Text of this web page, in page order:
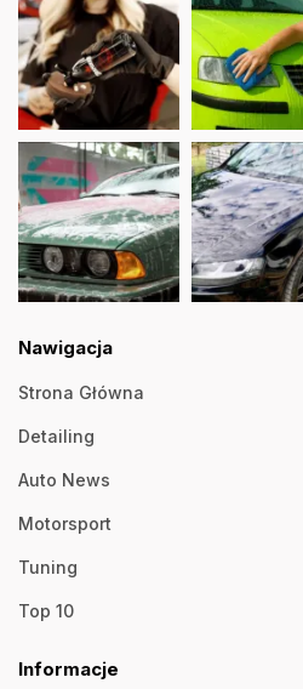
Nawigacja
Strona Główna
Detailing
Auto News
Motorsport
Tuning
Top 10
Informacje